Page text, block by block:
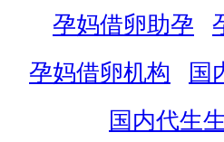
孕妈借卵助孕
孕妈借卵机构
国
国内代生